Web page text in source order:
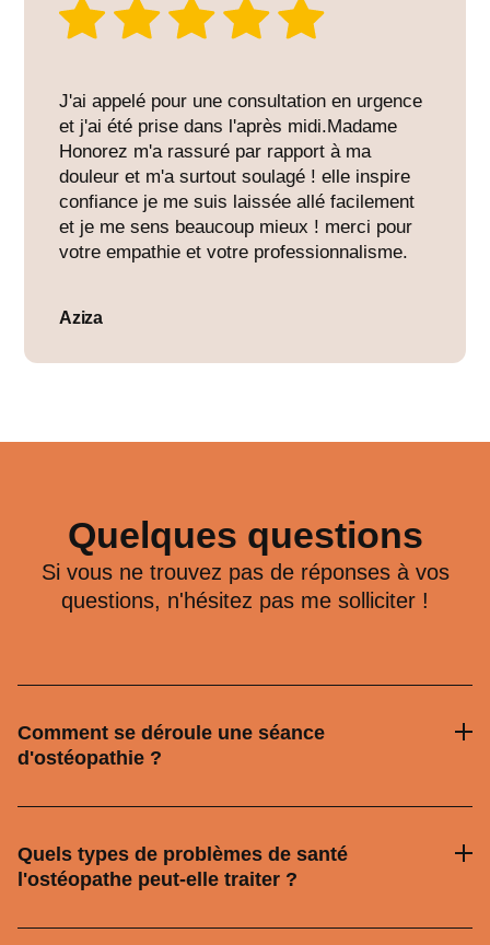
J'ai appelé pour une consultation en urgence
et j'ai été prise dans l'après midi.Madame
Honorez m'a rassuré par rapport à ma
douleur et m'a surtout soulagé ! elle inspire
confiance je me suis laissée allé facilement
et je me sens beaucoup mieux ! merci pour
votre empathie et votre professionnalisme.
Aziza
Quelques questions
Si vous ne trouvez pas de réponses à vos
questions, n'hésitez pas me solliciter !
Comment se déroule une séance
d'ostéopathie ?
Quels types de problèmes de santé
l'ostéopathe peut-elle traiter ?